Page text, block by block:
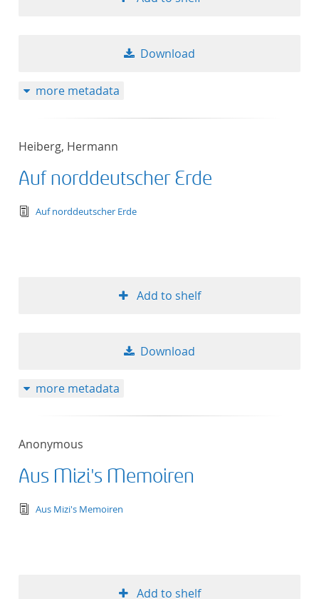
Download
more metadata
Heiberg, Hermann
Auf norddeutscher Erde
text/tg.edition+tg.aggregation+xml
Auf norddeutscher Erde
Add to shelf
Download
more metadata
Anonymous
Aus Mizi's Memoiren
text/tg.edition+tg.aggregation+xml
Aus Mizi's Memoiren
Add to shelf